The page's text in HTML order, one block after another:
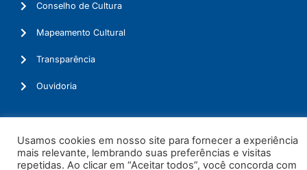
Conselho de Cultura
Mapeamento Cultural
Transparência
Ouvidoria
© 2026. Todos os Direitos Reservados.
Usamos cookies em nosso site para fornecer a experiência
mais relevante, lembrando suas preferências e visitas
repetidas. Ao clicar em “Aceitar todos”, você concorda com